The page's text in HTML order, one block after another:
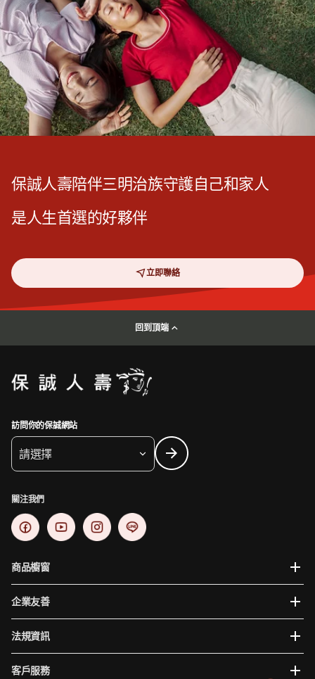
保誠人壽陪伴三明治族守護自己和家人
是人生首選的好夥伴
立即聯絡
回到頂端
訪問你的保誠網站
請選擇
關注我們
商品櫥窗
企業友善
法規資訊
客戶服務